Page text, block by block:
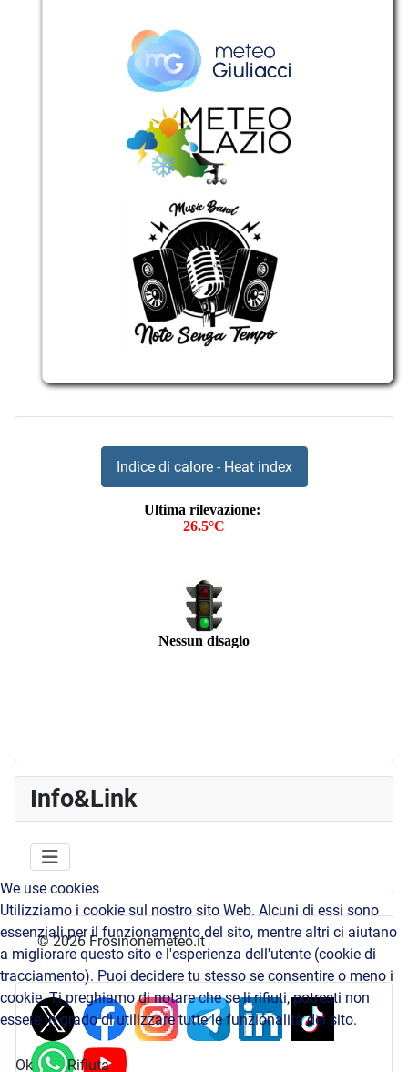
Indice di calore - Heat index
Info&Link
© 2026 Frosinonemeteo.it
We use cookies
Utilizziamo i cookie sul nostro sito Web. Alcuni di essi sono
essenziali per il funzionamento del sito, mentre altri ci aiutano
a migliorare questo sito e l'esperienza dell'utente (cookie di
tracciamento). Puoi decidere tu stesso se consentire o meno i
cookie. Ti preghiamo di notare che se li rifiuti, potresti non
essere in grado di utilizzare tutte le funzionalità del sito.
Ok Rifiuta